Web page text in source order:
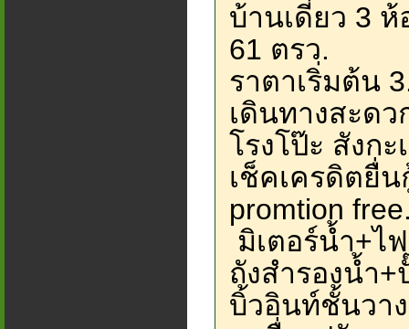
บ้านเดี่ยว 3
61 ตรว.
ราตาเริ่มต้น
เดินทางสะดว
โรงโป๊ะ สังก
เช็คเครดิตยื่
promtion
มิเตอร์น้ำ+ไฟ
ถังสำรองน้ำ
บิ้วอินท์ชั้นวา